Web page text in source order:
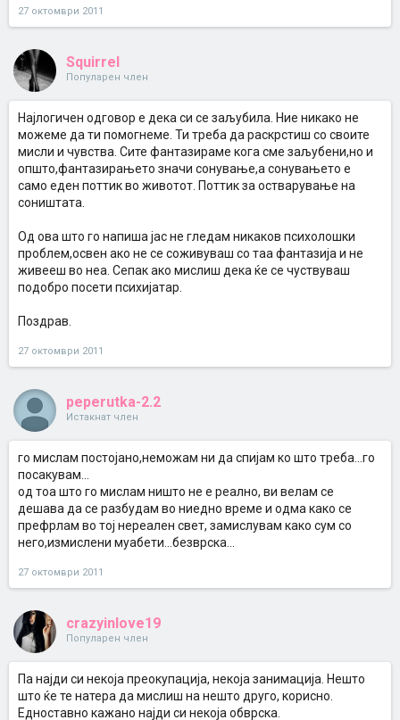
27 октомври 2011
Squirrel
Популарен член
Најлогичен одговор е дека си се заљубила. Ние никако не
можеме да ти помогнеме. Ти треба да раскрстиш со своите
мисли и чувства. Сите фантазираме кога сме заљубени,но и
општо,фантазирањето значи сонување,а сонувањето е
само еден поттик во животот. Поттик за остварување на
соништата.
Од ова што го напиша јас не гледам никаков психолошки
проблем,освен ако не се соживуваш со таа фантазија и не
живееш во неа. Сепак ако мислиш дека ќе се чуствуваш
подобро посети психијатар.
Поздрав.
27 октомври 2011
peperutka-2.2
Истакнат член
го мислам постојано,неможам ни да спијам ко што треба...го
посакувам...
од тоа што го мислам ништо не е реално, ви велам се
дешава да се разбудам во ниедно време и одма како се
префрлам во тој нереален свет, замислувам како сум со
него,измислени муабети...безврска...
27 октомври 2011
crazyinlove19
Популарен член
Па најди си некоја преокупација, некоја занимација. Нешто
што ќе те натера да мислиш на нешто друго, корисно.
Едноставно кажано најди си некоја обврска.